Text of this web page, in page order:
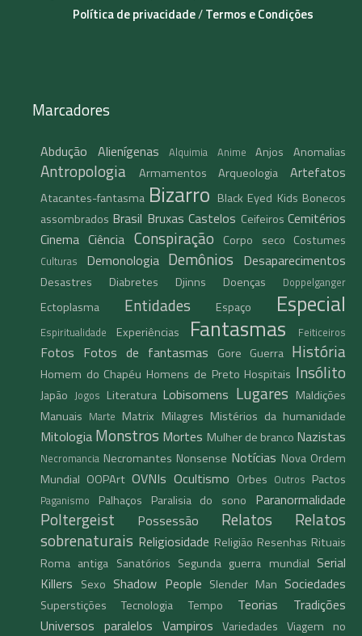
Política de privacidade/Termos e Condições
Marcadores
Abdução Alienígenas Alquimia Anime Anjos Anomalias
Antropologia Armamentos Arqueologia Artefatos
Atacantes-fantasma Bizarro Black Eyed Kids Bonecos
assombrados Brasil Bruxas Castelos Ceifeiros Cemitérios
Cinema Ciência Conspiração Corpo seco Costumes
Culturas Demonologia Demônios Desaparecimentos
Desastres Diabretes Djinns Doenças Doppelganger
Ectoplasma Entidades Espaço Especial
Espiritualidade Experiências Fantasmas Feiticeiros
Fotos Fotos de fantasmas Gore Guerra História
Homem do Chapéu Homens de Preto Hospitais Insólito
Japão Jogos Literatura Lobisomens Lugares Maldições
Manuais Marte Matrix Milagres Mistérios da humanidade
Mitologia Monstros Mortes Mulher de branco Nazistas
Necromancia Necromantes Nonsense Notícias Nova Ordem
Mundial OOPArt OVNIs Ocultismo Orbes Outros Pactos
Paganismo Palhaços Paralisia do sono Paranormalidade
Poltergeist Possessão Relatos
Relatos
sobrenaturais Religiosidade Religião Resenhas Rituais
Roma antiga Sanatórios Segunda guerra mundial Serial
Killers Sexo Shadow People Slender Man Sociedades
Superstições Tecnologia Tempo Teorias
Tradições
Universos paralelos Vampiros Variedades Viagem no